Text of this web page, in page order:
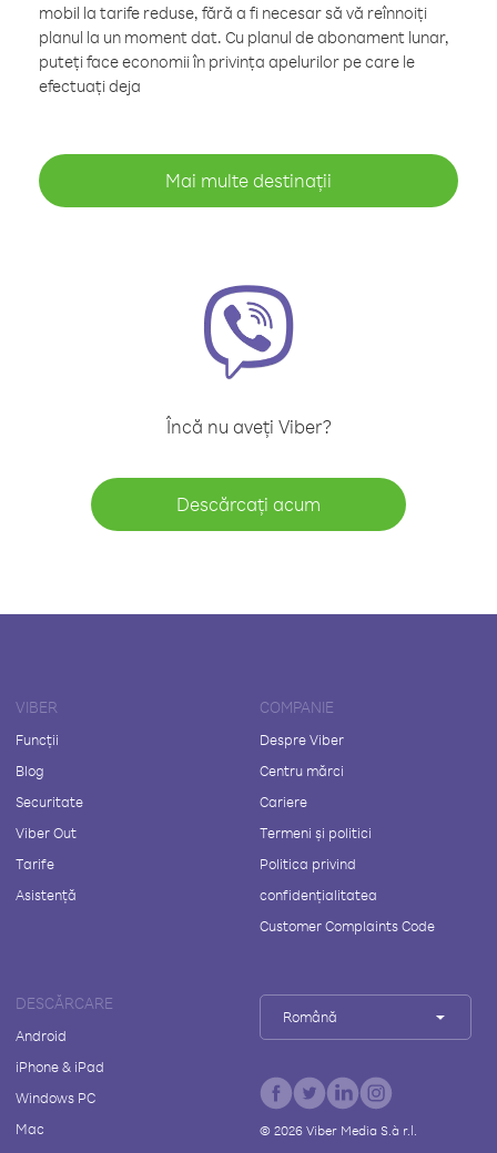
mobil la tarife reduse, fără a fi necesar să vă reînnoiți
planul la un moment dat. Cu planul de abonament lunar,
puteți face economii în privința apelurilor pe care le
efectuați deja
Mai multe destinații
Încă nu aveți Viber?
Descărcați acum
VIBER
Funcții
Blog
Securitate
Viber Out
Tarife
Asistență
COMPANIE
Despre Viber
Centru mărci
Cariere
Termeni și politici
Politica privind
confidențialitatea
Customer Complaints Code
DESCĂRCARE
Android
iPhone & iPad
Windows PC
Mac
Română
© 2026Viber Media S.à r.l.